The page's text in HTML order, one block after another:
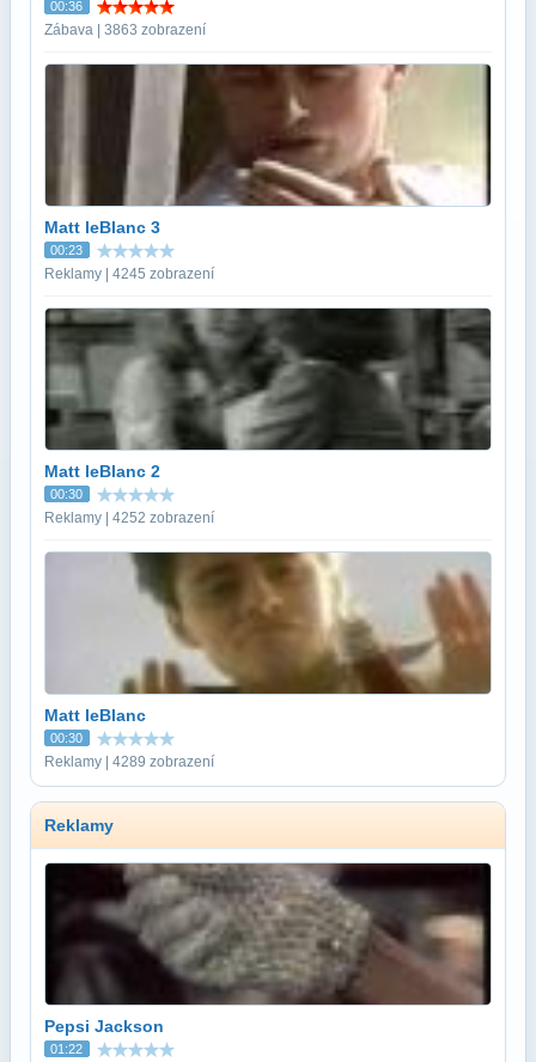
00:36
Zábava | 3863 zobrazení
Matt leBlanc 3
00:23
Reklamy | 4245 zobrazení
Matt leBlanc 2
00:30
Reklamy | 4252 zobrazení
Matt leBlanc
00:30
Reklamy | 4289 zobrazení
Reklamy
Pepsi Jackson
01:22